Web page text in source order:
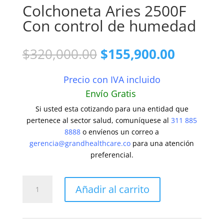
Colchoneta Aries 2500F
Con control de humedad
$320,000.00 El
precio
original
era:
$320,000.00.
$155,900.00El
Precio con IVA incluido
Envío Gratis
Si usted esta cotizando para una entidad que
pertenece al sector salud, comuníquese al311 885
8888 o envíenos un correo a
gerencia@grandhealthcare.co para una atención
preferencial.
Aries
Añadir al carrito